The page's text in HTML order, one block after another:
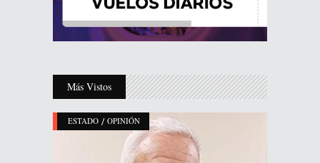
Más Vistos
ESTADO / OPINIÓN